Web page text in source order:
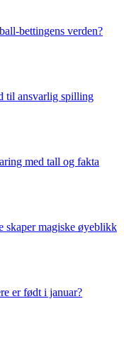
bettingens verden?
til ansvarlig spilling
med tall og fakta
skaper magiske øyeblikk
er født i januar?